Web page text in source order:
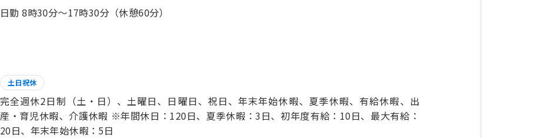
日勤 8時30分〜17時30分（休憩60分）
土日祝休
完全週休2日制（土・日）、土曜日、日曜日、祝日、年末年始休暇、夏季休暇、有給休暇、出
産・育児休暇、介護休暇 ※年間休日：120日、夏季休暇：3日、初年度有給：10日、最大有給：
20日、年末年始休暇：5日